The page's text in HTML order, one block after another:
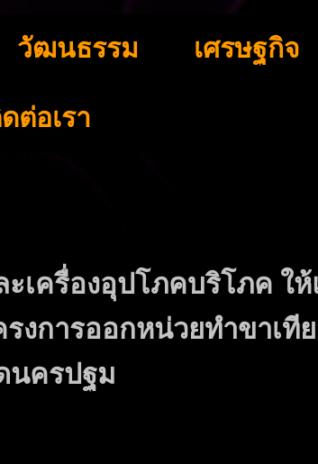
วัฒนธรรม เศรษฐกิจ
ต่อเรา
เครื่องอุปโภคบริโภค ใ
งการออกหน่วยทำขาเที
นครปฐม